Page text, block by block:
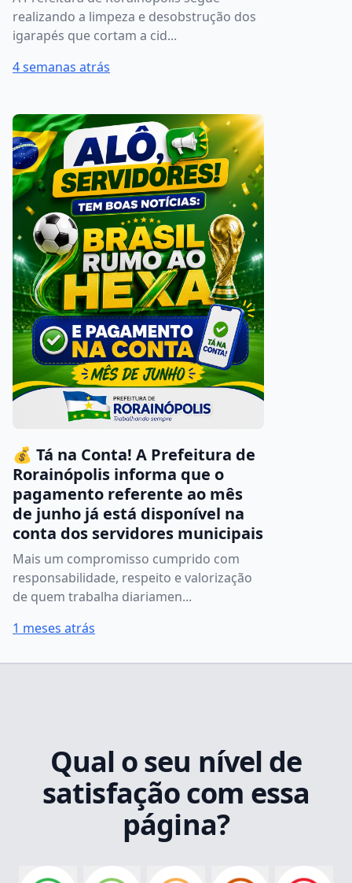
realizando a limpeza e desobstrução dos
igarapés que cortam a cid...
4 semanas atrás
💰 Tá na Conta! A Prefeitura de
Rorainópolis informa que o
pagamento referente ao mês
de junho já está disponível na
conta dos servidores municipais
Mais um compromisso cumprido com
responsabilidade, respeito e valorização
de quem trabalha diariamen...
1 meses atrás
Qual o seu nível de
satisfação com essa
página?